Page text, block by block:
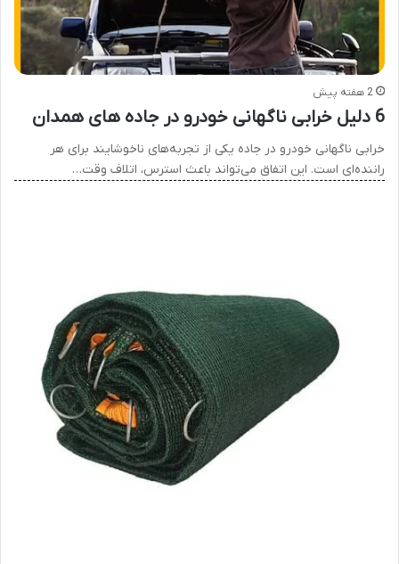
2 هفته پیش
6 دلیل خرابی ناگهانی خودرو در جاده های همدان
خرابی ناگهانی خودرو در جاده یکی از تجربه‌های ناخوشایند برای هر
راننده‌ای است. این اتفاق می‌تواند باعث استرس، اتلاف وقت…